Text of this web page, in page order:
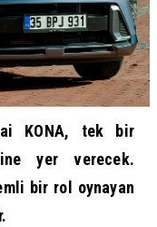
KONA, tek bir
yer verecek.
bir rol oynayan